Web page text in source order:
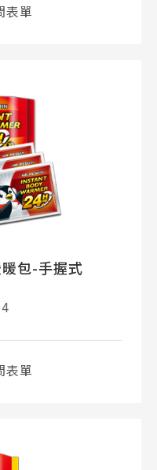
表單
包-手握式
表單